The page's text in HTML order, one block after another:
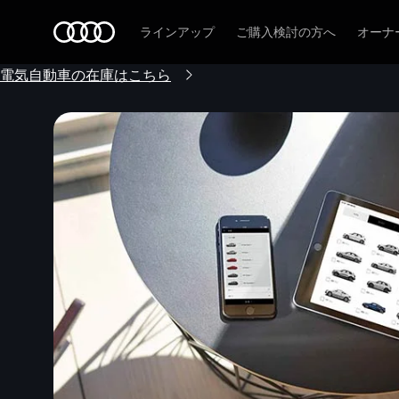
ラインアップ ご購入検討の方へ オーナ
電気自動車の在庫はこちら